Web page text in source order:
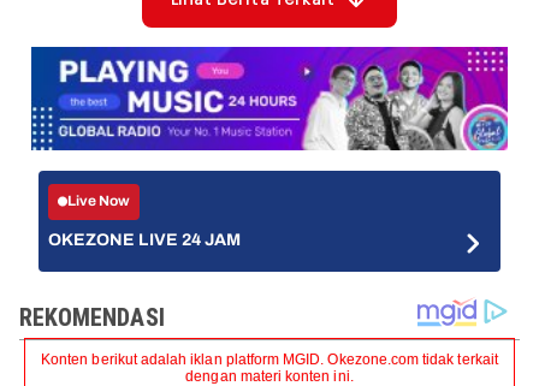
Live Now
OKEZONE LIVE 24 JAM